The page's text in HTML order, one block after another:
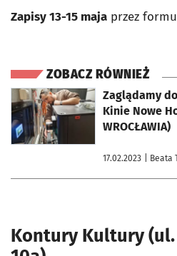
Zapisy 13-15 maja przez
ZOBACZ RÓWNIEŻ
Zaglądamy
Kinie Nowe
WROCŁAWIA)
17.02.2023 | Beata
otworzy się w nowej karcie
Kontury Kultury